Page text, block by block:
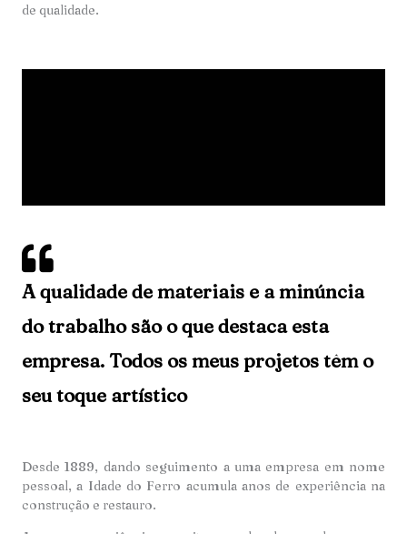
A qualidade de materiais e a minúncia
do trabalho são o que destaca esta
empresa. Todos os meus projetos têm o
seu toque artístico
Desde 1889, dando seguimento a uma empresa em nome
pessoal, a Idade do Ferro acumula anos de experiência na
construção e restauro.
de qualidade.